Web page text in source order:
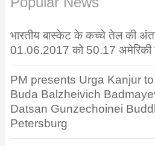
भारतीय बास्केट के कच्चे तेल की
01.06.2017 को 50.17 अमेरिकी
PM presents Urga Kanjur
Buda Balzheivich
Datsan Gunzechoinei
Petersburg